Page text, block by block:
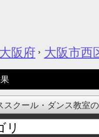
大阪府 大阪市西
スクール・ダンス教室